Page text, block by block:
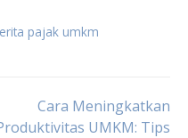
pajak umkm
Cara Meningkatkan
UMKM: Tips